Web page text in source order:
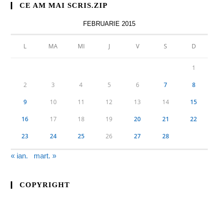
CE AM MAI SCRIS.ZIP
FEBRUARIE 2015
L MA MI J V S D
1
2 3 4 5 6 7 8
9 10 11 12 13 14 15
16 17 18 19 20 21 22
23 24 25 26 27 28
« ian. mart. »
COPYRIGHT